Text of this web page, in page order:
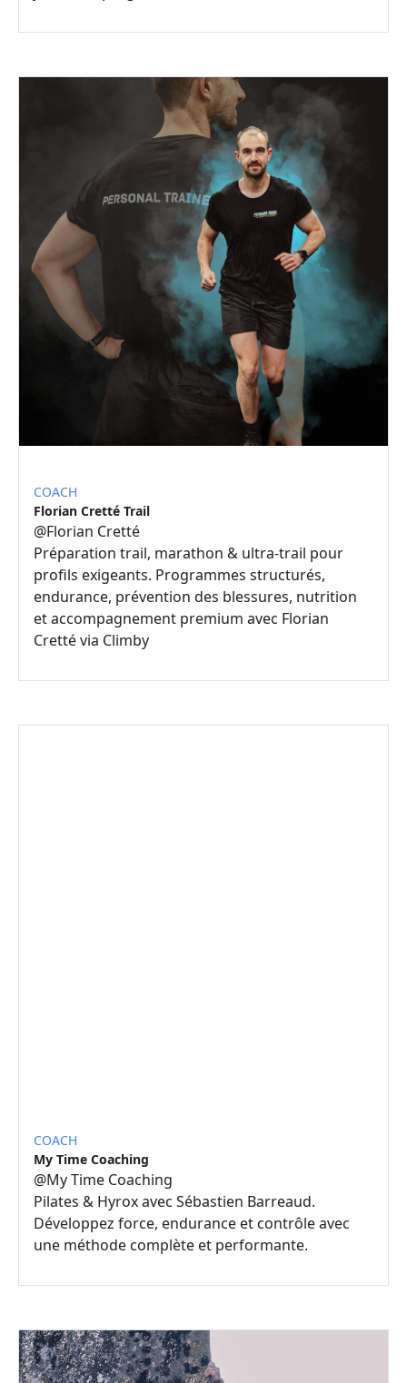
COACH
Florian Cretté Trail
@Florian Cretté
Préparation trail, marathon & ultra-trail pour
profils exigeants. Programmes structurés,
endurance, prévention des blessures, nutrition
et accompagnement premium avec Florian
Cretté via Climby
COACH
My Time Coaching
@My Time Coaching
Pilates & Hyrox avec Sébastien Barreaud.
Développez force, endurance et contrôle avec
une méthode complète et performante.